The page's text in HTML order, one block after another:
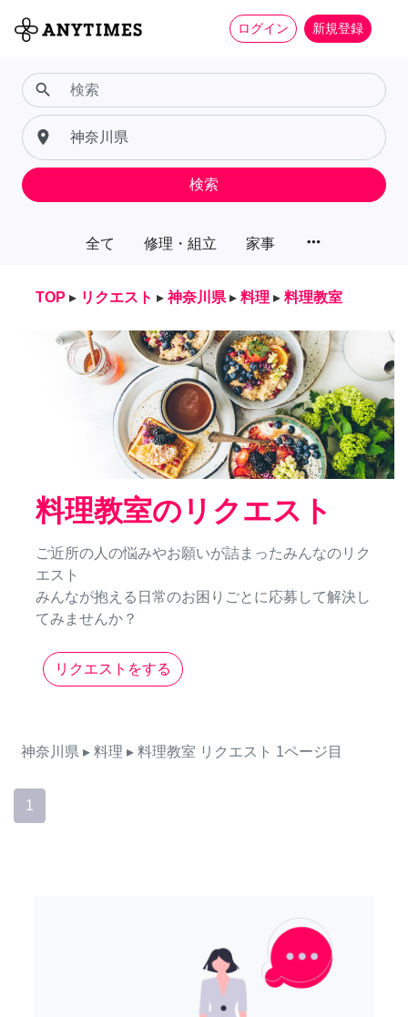
ログイン 新規登録
全て 修理・組立 家事 more_horiz
search
place
検索
TOP ▸ リクエスト ▸ 神奈川県 ▸ 料理 ▸ 料理教室
料理教室のリクエスト
ご近所の人の悩みやお願いが詰まったみんなのリク
エスト
みんなが抱える日常のお困りごとに応募して解決し
てみませんか？
リクエストをする
神奈川県 ▸ 料理 ▸ 料理教室 リクエスト 1ページ目
1